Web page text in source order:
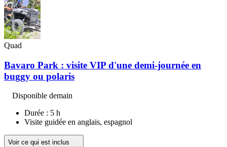
Quad
Bavaro Park : visite VIP d'une demi-journée en
buggy ou polaris
Disponible demain
Durée : 5 h
Visite guidée en anglais, espagnol
Voir ce qui est inclus